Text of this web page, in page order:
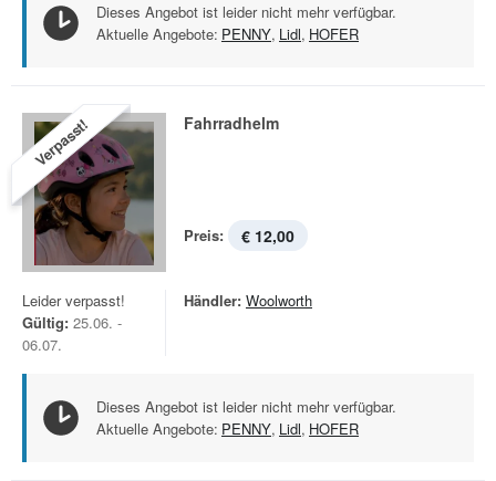
Dieses Angebot ist leider nicht mehr verfügbar.
Aktuelle Angebote: PENNY, Lidl, HOFER
Verpasst! Fahrradhelm
Preis: € 12,00
Leider verpasst!
Gültig: 25.06. -
06.07.
Händler: Woolworth
Dieses Angebot ist leider nicht mehr verfügbar.
Aktuelle Angebote: PENNY, Lidl, HOFER